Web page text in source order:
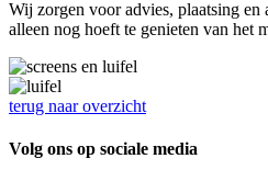
Wij zorgen voor advies, plaatsing
alleen nog hoeft te genieten van het
terug naar overzicht
Volg ons op sociale media